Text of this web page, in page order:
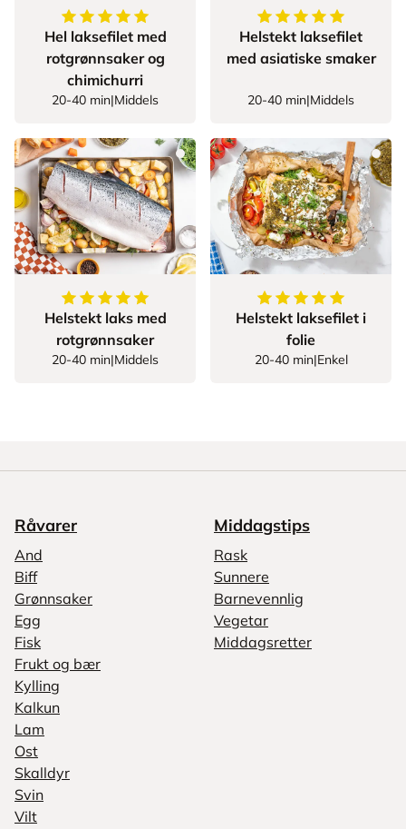
5av5stjerner
Hel laksefilet med
rotgrønnsaker og
chimichurri
20-40 min|Middels
5av5stjerner
Helstekt laksefilet
med asiatiske smaker
20-40 min|Middels
5av5stjerner
Helstekt laks med
rotgrønnsaker
20-40 min|Middels
5av5stjerner
Helstekt laksefilet i
folie
20-40 min|Enkel
Råvarer
And
Biff
Grønnsaker
Egg
Fisk
Frukt og bær
Kylling
Kalkun
Lam
Ost
Skalldyr
Svin
Vilt
Middagstips
Rask
Sunnere
Barnevennlig
Vegetar
Middagsretter